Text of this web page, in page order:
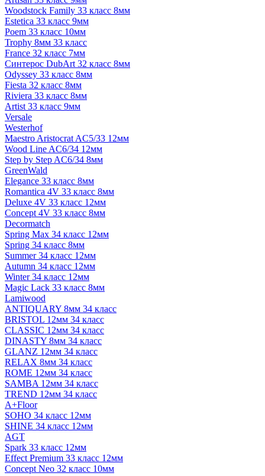
Woodstock Family 33 класс 8мм
Estetica 33 класс 9мм
Poem 33 класс 10мм
Trophy 8мм 33 класс
France 32 класс 7мм
Синтерос DubArt 32 класс 8мм
Odyssey 33 класс 8мм
Fiesta 32 класс 8мм
Riviera 33 класс 8мм
Artist 33 класс 9мм
Versale
Westerhof
Maestro Aristocrat AC5/33 12мм
Wood Line AC6/34 12мм
Step by Step AC6/34 8мм
GreenWald
Elegance 33 класс 8мм
Romantica 4V 33 класс 8мм
Deluxe 4V 33 класс 12мм
Concept 4V 33 класс 8мм
Decormatch
Spring Max 34 класс 12мм
Spring 34 класс 8мм
Summer 34 класс 12мм
Autumn 34 класс 12мм
Winter 34 класс 12мм
Magic Lack 33 класс 8мм
Lamiwood
ANTIQUARY 8мм 34 класс
BRISTOL 12мм 34 класс
CLASSIC 12мм 34 класс
DINASTY 8мм 34 класс
GLANZ 12мм 34 класс
RELAX 8мм 34 класс
ROME 12мм 34 класс
SAMBA 12мм 34 класс
TREND 12мм 34 класс
A+Floor
SOHO 34 класс 12мм
SHINE 34 класс 12мм
AGT
Spark 33 класс 12мм
Effect Premium 33 класс 12мм
Concept Neo 32 класс 10мм